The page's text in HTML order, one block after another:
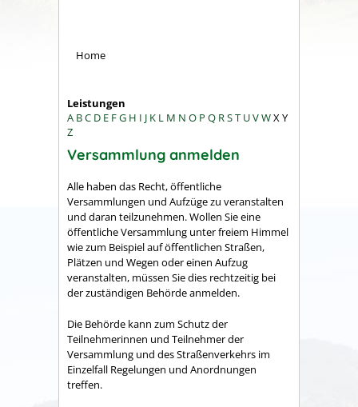
Home
Leistungen
A BC D E FG H I J K L M N O P Q RST UVWXY
Z
Versammlung anmelden
Alle haben das Recht, öffentliche
Versammlungen und Aufzüge zu veranstalten
und daran teilzunehmen. Wollen Sie eine
öffentliche Versammlung unter freiem Himmel
wie zum Beispiel auf öffentlichen Straßen,
Plätzen und Wegen oder einen Aufzug
veranstalten, müssen Sie dies rechtzeitig bei
der zuständigen Behörde anmelden.
Die Behörde kann zum Schutz der
Teilnehmerinnen und Teilnehmer der
Versammlung und des Straßenverkehrs im
Einzelfall Regelungen und Anordnungen
treffen.